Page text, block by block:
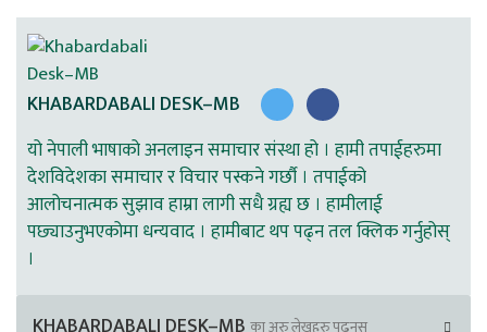
KHABARDABALI DESK–MB
यो नेपाली भाषाको अनलाइन समाचार संस्था हो । हामी तपाईहरुमा
देशविदेशका समाचार र विचार पस्कने गर्छौ । तपाईको
आलोचनात्मक सुझाव हाम्रा लागी सधै ग्रह्य छ । हामीलाई
पछ्याउनुभएकोमा धन्यवाद । हामीबाट थप पढ्न तल क्लिक गर्नुहोस्
।